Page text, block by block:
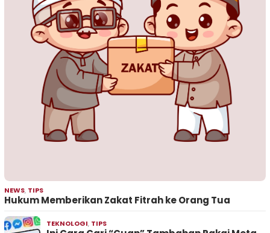
NEWS, TIPS
Hukum Memberikan Zakat Fitrah ke Orang Tua
TEKNOLOGI, TIPS